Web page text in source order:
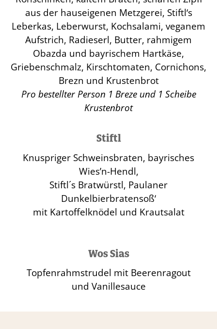
aus der hauseigenen Metzgerei, Stiftl‘s
Leberkas, Leberwurst, Kochsalami, veganem
Aufstrich, Radieserl, Butter, rahmigem
Obazda und bayrischem Hartkäse,
Griebenschmalz, Kirschtomaten, Cornichons,
Brezn und Krustenbrot
Pro bestellter Person 1 Breze und 1 Scheibe
Krustenbrot
Stiftl
Knuspriger Schweinsbraten, bayrisches
Wies’n-Hendl,
Stiftl´s Bratwürstl, Paulaner
Dunkelbierbratensoß‘
mit Kartoffelknödel und Krautsalat
Wos Sias
Topfenrahmstrudel mit Beerenragout
und Vanillesauce